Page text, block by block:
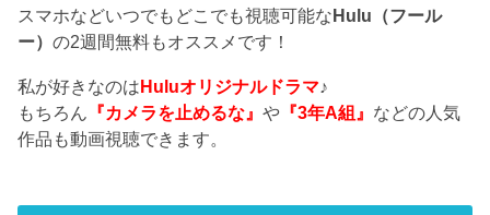
スマホなどいつでもどこでも視聴可能なHulu（フール
ー）の2週間無料もオススメです！
私が好きなのはHuluオリジナルドラマ ♪
もちろん
『カメラを止めるな』や 『3年A組』 などの人気
作品も動画視聴できます。